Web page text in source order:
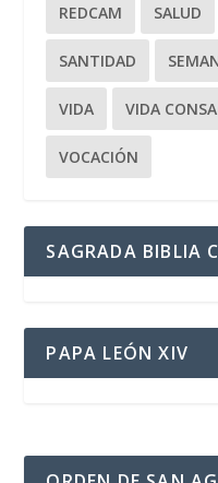
REDCAM SALUD
SANTIDAD
VIDA VIDA
VOCACIÓN
SAGRADA BIBLIA
PAPA LEÓN XIV